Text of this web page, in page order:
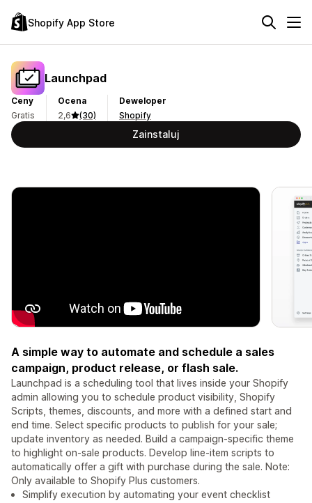
Shopify App Store
Launchpad
Ceny
Gratis
Ocena
2,6
(30)
Deweloper
Shopify
Zainstaluj
A simple way to automate and schedule a sales
campaign, product release, or flash sale.
Launchpad is a scheduling tool that lives inside your Shopify
admin allowing you to schedule product visibility, Shopify
Scripts, themes, discounts, and more with a defined start and
end time. Select specific products to publish for your sale;
update inventory as needed. Build a campaign-specific theme
to highlight on-sale products. Develop line-item scripts to
automatically offer a gift with purchase during the sale. Note:
Only available to Shopify Plus customers.
Simplify execution by automating your event checklist